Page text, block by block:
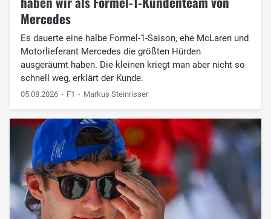
Mercedes
Es dauerte eine halbe Formel-1-Saison, ehe McLaren und
Motorlieferant Mercedes die größten Hürden
ausgeräumt haben. Die kleinen kriegt man aber nicht so
schnell weg, erklärt der Kunde.
05.08.2026 F1 Markus Steinrisser